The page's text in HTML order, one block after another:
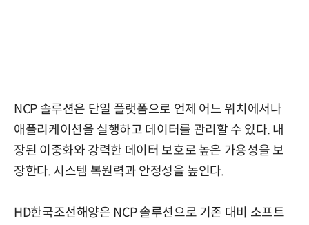
NCP 솔루션은 단일 플랫폼으로 언제 어느 위치에서나
애플리케이션을 실행하고 데이터를 관리할 수 있다. 내
장된 이중화와 강력한 데이터 보호로 높은 가용성을 보
장한다. 시스템 복원력과 안정성을 높인다.
HD한국조선해양은 NCP 솔루션으로 기존 대비 소프트